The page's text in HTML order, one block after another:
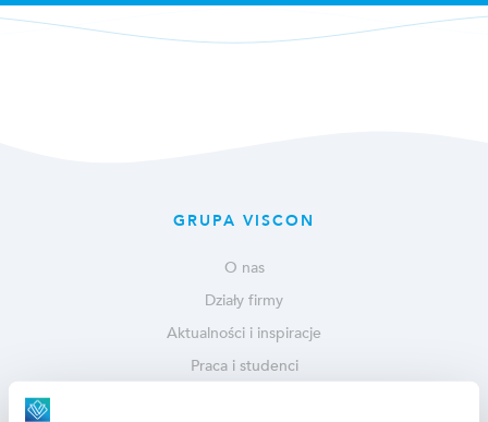
GRUPA VISCON
O nas
Działy firmy
Aktualności i inspiracje
Praca i studenci